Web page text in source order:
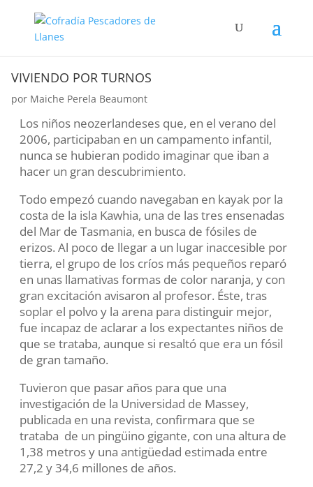
VIVIENDO POR TURNOS
por Maiche Perela Beaumont
Los niños neozerlandeses que, en el verano del
2006, participaban en un campamento infantil,
nunca se hubieran podido imaginar que iban a
hacer un gran descubrimiento.
Todo empezó cuando navegaban en kayak por la
costa de la isla Kawhia, una de las tres ensenadas
del Mar de Tasmania, en busca de fósiles de
erizos. Al poco de llegar a un lugar inaccesible por
tierra, el grupo de los críos más pequeños reparó
en unas llamativas formas de color naranja, y con
gran excitación avisaron al profesor. Éste, tras
soplar el polvo y la arena para distinguir mejor,
fue incapaz de aclarar a los expectantes niños de
que se trataba, aunque si resaltó que era un fósil
de gran tamaño.
Tuvieron que pasar años para que una
investigación de la Universidad de Massey,
publicada en una revista, confirmara que se
trataba de un pingüino gigante, con una altura de
1,38 metros y una antigüedad estimada entre
27,2 y 34,6 millones de años.